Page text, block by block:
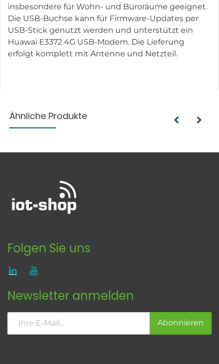
insbesondere für Wohn- und Büroräume geeignet.
Die USB-Buchse kann für Firmware-Updates per
USB-Stick genutzt werden und unterstützt ein
Huawai E3372 4G USB-Modem. Die Lieferung
erfolgt komplett mit Antenne und Netzteil.
Ähnliche Produkte
Folgen Sie uns
Newsletter anmelden
Abonnieren